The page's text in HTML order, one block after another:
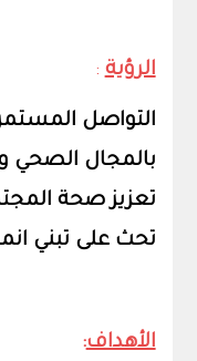
الرؤية:
التواصل
بالمجال الصحي
تعزيز صحة
تحث على تبني
الأهداف: